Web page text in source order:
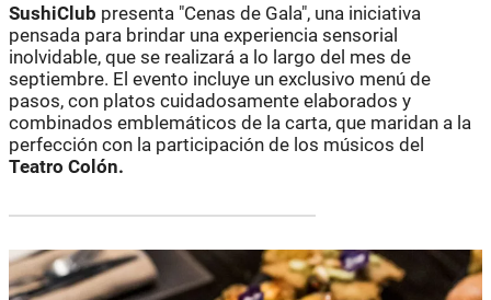
SushiClub presenta "Cenas de Gala", una iniciativa
pensada para brindar una experiencia sensorial
inolvidable, que se realizará a lo largo del mes de
septiembre. El evento incluye un exclusivo menú de
pasos, con platos cuidadosamente elaborados y
combinados emblemáticos de la carta, que maridan a la
perfección con la participación de los músicos del
Teatro Colón.